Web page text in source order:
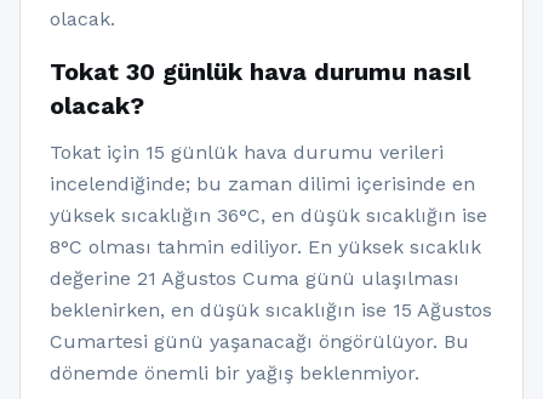
olacak.
Tokat 30 günlük hava durumu nasıl
olacak?
Tokat için 15 günlük hava durumu verileri
incelendiğinde; bu zaman dilimi içerisinde en
yüksek sıcaklığın 36°C, en düşük sıcaklığın ise
8°C olması tahmin ediliyor. En yüksek sıcaklık
değerine 21 Ağustos Cuma günü ulaşılması
beklenirken, en düşük sıcaklığın ise 15 Ağustos
Cumartesi günü yaşanacağı öngörülüyor. Bu
dönemde önemli bir yağış beklenmiyor.